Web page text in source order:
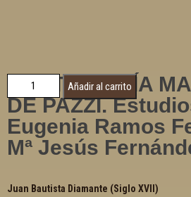
SANTA MARÍA
DE PAZZI.
Eugenia Ramos
Mª Jesús
Juan Bautista Diamante (Siglo XVII)
Añadir al carrito